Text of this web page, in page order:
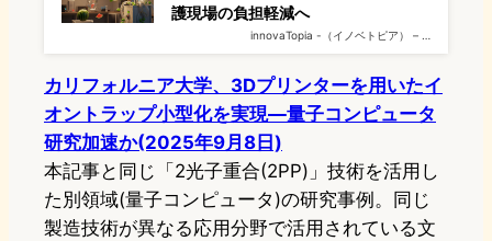
護現場の負担軽減へ
innovaTopia -（イノベトピア） – …
カリフォルニア大学、3Dプリンターを用いたイ
オントラップ小型化を実現—量子コンピュータ
研究加速か(2025年9月8日)
本記事と同じ「2光子重合(2PP)」技術を活用し
た別領域(量子コンピュータ)の研究事例。同じ
製造技術が異なる応用分野で活用されている文